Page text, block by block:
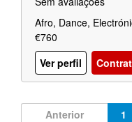
Afro, Dance,
€760
Ver perfil
Anterior 1